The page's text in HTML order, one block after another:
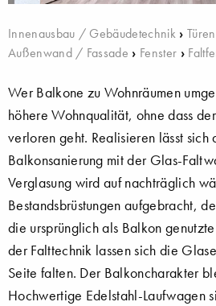
Innenausbau / Gebäudetechnik › Türen
Außenwand / Fassade › Fenster ›
Wer Balkone zu Wohnräumen
höhere Wohnqualität, ohne dass
verloren geht. Realisieren lässt sich
Balkonsanierung mit der Glas-
Verglasung wird auf nachträglich
Bestandsbrüstungen aufgebracht,
die ursprünglich als Balkon
der Falttechnik lassen sich die
Seite falten. Der Balkoncharakter
Hochwertige Edelstahl-Laufwagen